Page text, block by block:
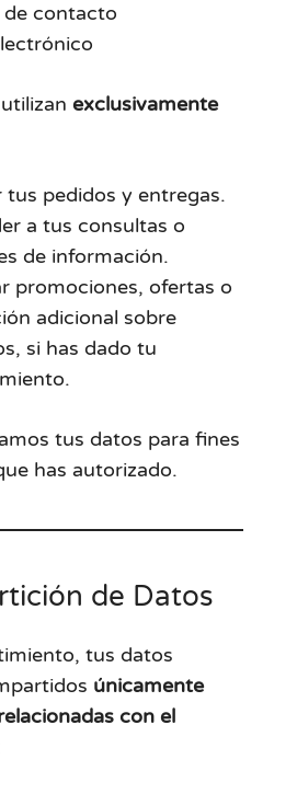
de contacto
utilizanexclusivamente
tus pedidos y entregas.
a tus consultas o
de información.
promociones, ofertas o
adicional sobre
si has dado tu
tus datos para fines
has autorizado.
de Datos
tus datos
únicamente
con el